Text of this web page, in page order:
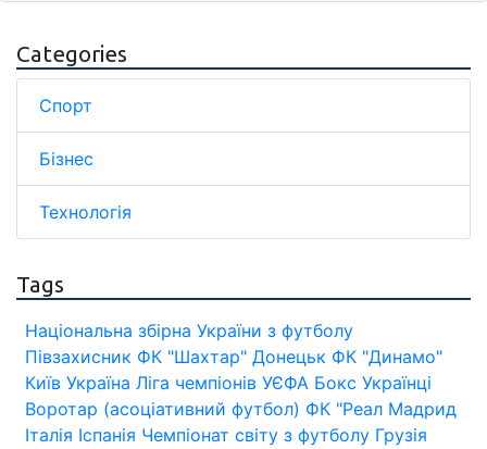
Categories
Спорт
Бізнес
Технологія
Tags
Національна збірна України з футболу
Півзахисник ФК "Шахтар" Донецьк ФК "Динамо"
Київ Україна Ліга чемпіонів УЄФА Бокс Українці
Воротар (асоціативний футбол) ФК "Реал Мадрид
Італія Іспанія Чемпіонат світу з футболу Грузія